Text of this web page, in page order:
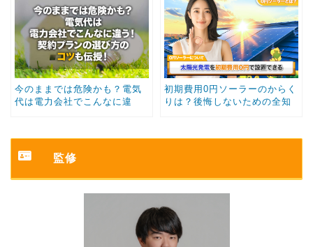
今のままでは危険かも？電気
代は電力会社でこんなに違
初期費用0円ソーラーのからく
りは？後悔しないための全知
監修